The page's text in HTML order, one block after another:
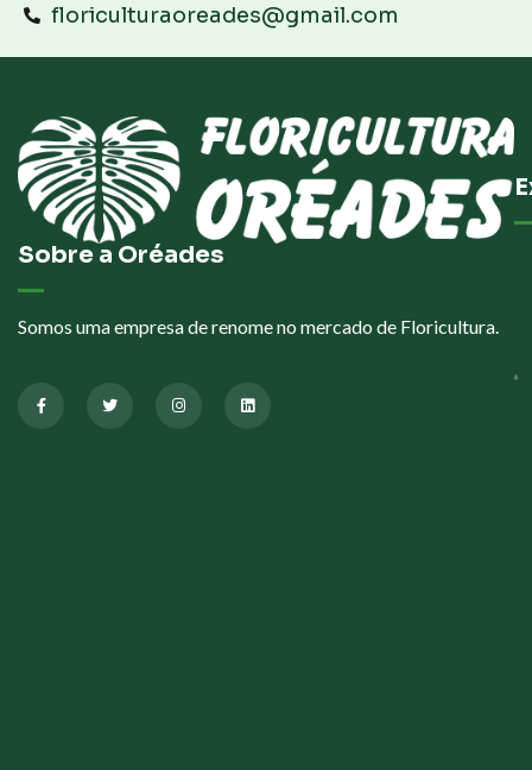
floriculturaoreades@gmail.com
Sobre a Oréades
Somos uma empresa de renome no mercado de Floricultura.